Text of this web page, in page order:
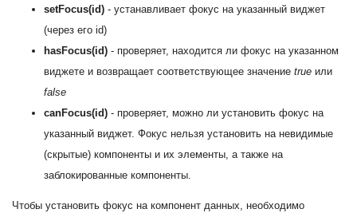
setFocus(id) - устанавливает фокус на указанный виджет
(через его id)
hasFocus(id) - проверяет, находится ли фокус на указанном
виджете и возвращает соответствующее значение true или
false
canFocus(id) - проверяет, можно ли установить фокус на
указанный виджет. Фокус нельзя установить на невидимые
(скрытые) компоненты и их элементы, а также на
заблокированные компоненты.
Чтобы установить фокус на компонент данных, необходимо